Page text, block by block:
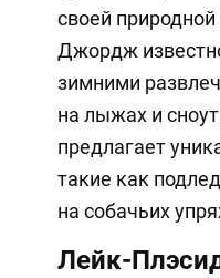
своей
Джордж
зимними
на лыжах и
предлагает
такие как
на собачьих
Лейк-